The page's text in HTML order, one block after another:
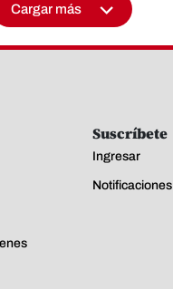
Cargar más
Suscríbete
Ingresar
Notificaciones